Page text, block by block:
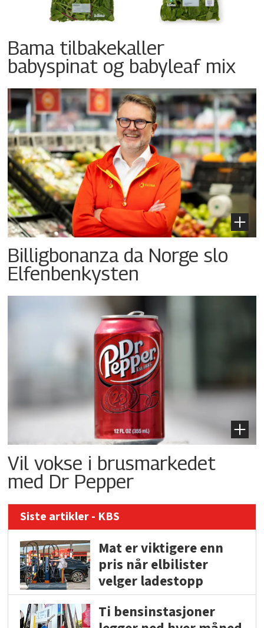
Bama tilbakekaller
babyspinat og babyleaf mix
Billigbonanza da Norge slo
Elfenbenkysten
Vil vokse i brusmarkedet
med Dr Pepper
Siste artikler - KBS
Mat er viktigere enn
pris når elbilister
velger ladestopp
Ti bensinstasjoner